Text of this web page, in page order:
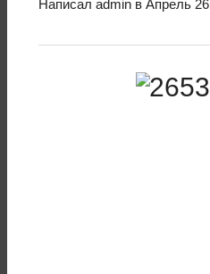
Написал admin в Апрель